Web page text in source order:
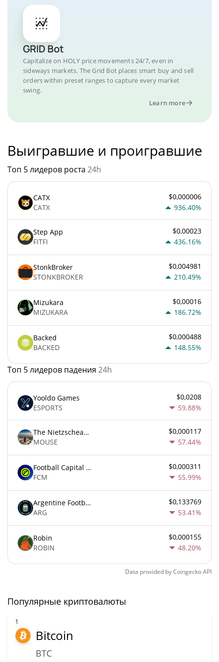
GRID Bot
Capitalize on HOLY price movements 24/7, even in
sideways markets. The Grid Bot places smart buy and sell
orders within preset ranges to capture every market
swing.
Learn more
Выигравшие и проигравшие
Топ 5 лидеров роста 24h
CATX
CATX
$0,000006
936.40%
Step App
FITFI
$0,00023
436.16%
StonkBroker
STONKBROKER
$0,004981
210.49%
Mizukara
MIZUKARA
$0,00016
186.72%
Backed
BACKED
$0,000488
148.55%
Топ 5 лидеров падения 24h
Yooldo Games
ESPORTS
$0,0208
59.88%
The Nietzschean Mouse
MOUSE
$0,000117
57.44%
Football Capital Markets
FCM
$0,000311
55.99%
Argentine Football Association Fan Token
ARG
$0,133769
53.41%
Robin
ROBIN
$0,000155
48.20%
Data provided byCoingeckoAPI
Популярные криптовалюты
1
Bitcoin
BTC